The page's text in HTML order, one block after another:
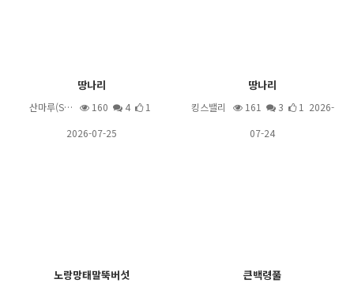
땅나리
산마루(S… 160 4
1
2026-07-25
땅나리
킹스밸리 161 3
1 2026-
07-24
노랑망태말뚝버섯 큰백령풀